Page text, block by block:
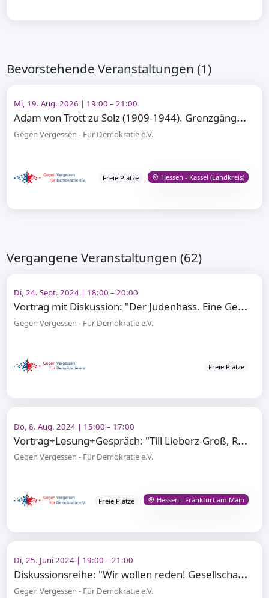
Bevorstehende Veranstaltungen (1)
Mi, 19. Aug. 2026 | 19:00 – 21:00
A
dam von Trott zu Solz (1909-1944). Grenzgänger – Widerstandskämpfer gegen Adolf Hitler
Gegen Vergessen - Für Demokratie e.V.
Freie Plätze Hessen - Kassel (Landkreis)
Vergangene Veranstaltungen (62)
Di, 24. Sept. 2024 | 18:00 – 20:00
V
ortrag mit Diskussion: "Der Judenhass. Eine Geschichte ohne Ende?"
Gegen Vergessen - Für Demokratie e.V.
Freie Plätze
Do, 8. Aug. 2024 | 15:00 – 17:00
V
ortrag+Lesung+Gespräch: "Till Lieberz-Groß, Rettet wenigstens die Kinder"
Gegen Vergessen - Für Demokratie e.V.
Freie Plätze Hessen - Frankfurt am Main
Di, 25. Juni 2024 | 19:00 – 21:00
D
iskussionsreihe: "Wir wollen reden! Gesellschaftspolitischer Gesprächskreis in den Neuen Kammerspie
Gegen Vergessen - Für Demokratie e.V.